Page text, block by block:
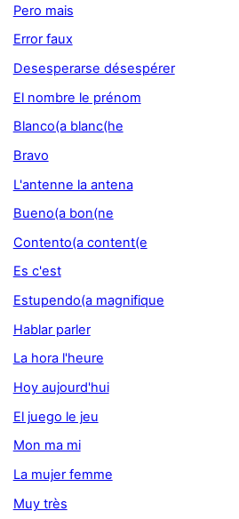
Pero mais
Error faux
Desesperarse désespérer
El nombre le prénom
Blanco(a blanc(he
Bravo
L'antenne la antena
Bueno(a bon(ne
Contento(a content(e
Es c'est
Estupendo(a magnifique
Hablar parler
La hora l'heure
Hoy aujourd'hui
El juego le jeu
Mon ma mi
La mujer femme
Muy très